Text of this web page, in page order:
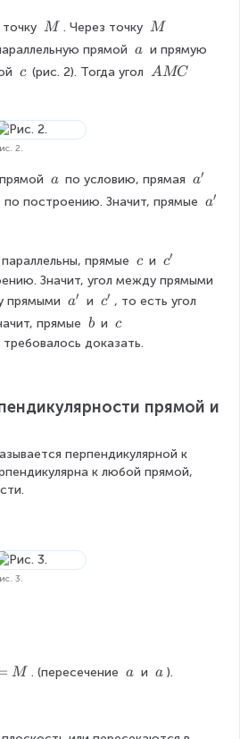
p
e
r
p
\
\
M . Через точку \
\
M
M
прямой \
\
a и прямую
\
c (рис. 2). Тогда угол \
AMC
2.
\
\
a
a по условию, прямая a
'
a′
по построению. Значит, прямые a
a′
параллельны, прямые \
\
c
c и c
'
c′
Значит, угол между прямыми
прямыми a
'
a′ и c
'
c′ , то есть угол
прямые \
\
b и \
\
c
доказать.
прямой и
перпендикулярной к
к любой прямой,
3.
M . (пересечение \
a и \
a ).